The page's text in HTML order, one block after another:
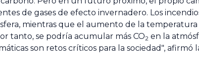
de gases de efecto invernadero. Los
mientras que el aumento de la temperatura
tanto, se podría acumular más CO2 en la
son retos críticos para la sociedad", afirmó